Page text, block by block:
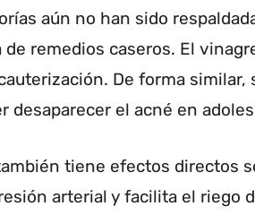
aún no han sido
de remedios caseros. El
De forma similar,
desaparecer el acné en
tiene efectos directos
arterial y facilita el riego